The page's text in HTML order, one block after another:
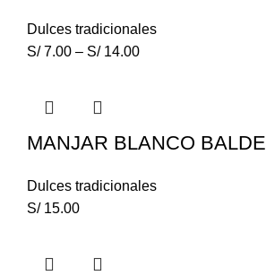
Dulces tradicionales
S/7.00 – S/14.00
MANJAR BLANCO BALDE
Dulces tradicionales
S/15.00